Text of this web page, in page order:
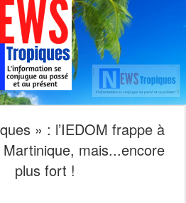
» : l’IEDOM frappe à
mais...encore
plus fort !